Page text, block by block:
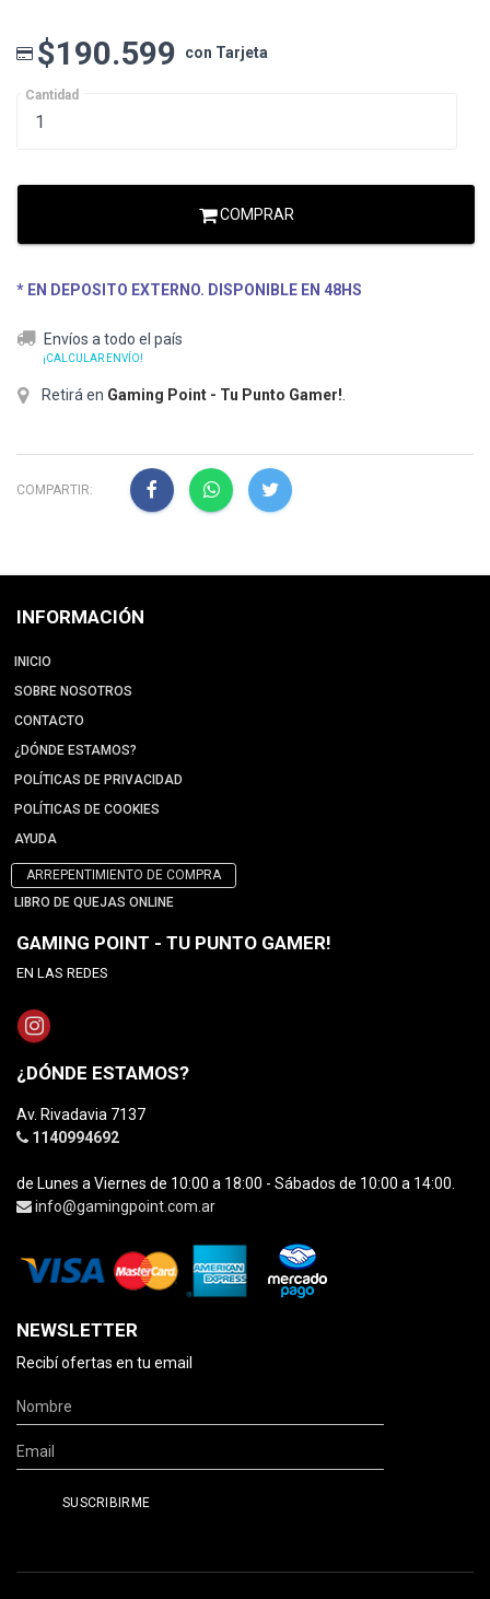
$190.599 con Tarjeta
Cantidad
COMPRAR
* EN DEPOSITO EXTERNO. DISPONIBLE EN 48HS
Envíos a todo el país
¡CALCULAR ENVÍO!
Retirá en Gaming Point - Tu Punto Gamer!
COMPARTIR:
INFORMACIÓN
INICIO
SOBRE NOSOTROS
CONTACTO
¿DÓNDE ESTAMOS?
POLÍTICAS DE PRIVACIDAD
POLÍTICAS DE COOKIES
AYUDA
ARREPENTIMIENTO DE COMPRA
LIBRO DE QUEJAS ONLINE
GAMING POINT - TU PUNTO GAMER!
EN LAS REDES
¿DÓNDE ESTAMOS?
Av. Rivadavia 7137
1140994692
de Lunes a Viernes de 10:00 a 18:00 - Sábados de 10:00 a 14:00.
info@gamingpoint.com.ar
NEWSLETTER
Recibí ofertas en tu email